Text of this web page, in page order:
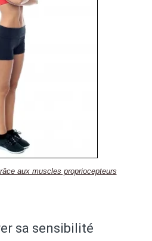
aux muscles propriocepteurs
sa sensibilité